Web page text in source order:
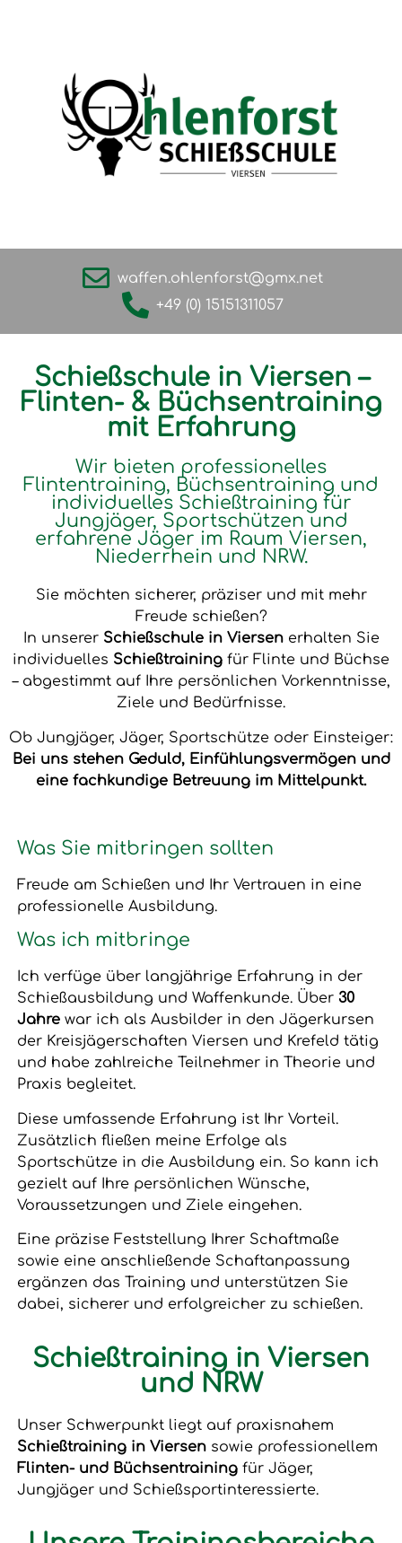
waffen.ohlenforst@gmx.net
+49 (0) 15151311057
Schießschule in Viersen –
Flinten- & Büchsentraining
mit Erfahrung
Wir bieten professionelles
Flintentraining, Büchsentraining und
individuelles Schießtraining für
Jungjäger, Sportschützen und
erfahrene Jäger im Raum Viersen,
Niederrhein und NRW.
Sie möchten sicherer, präziser und mit mehr
Freude schießen?
In unserer Schießschule in Viersenerhalten Sie
individuelles Schießtraining für Flinte und Büchse
– abgestimmt auf Ihre persönlichen Vorkenntnisse,
Ziele und Bedürfnisse.
Ob Jungjäger, Jäger, Sportschütze oder Einsteiger:
Bei uns stehen Geduld, Einfühlungsvermögen und
eine fachkundige Betreuung im Mittelpunkt.
Was Sie mitbringen sollten
Freude am Schießen und Ihr Vertrauen in eine
professionelle Ausbildung.
Was ich mitbringe
Ich verfüge über langjährige Erfahrung in der
Schießausbildung und Waffenkunde. Über 30
Jahrewar ich als Ausbilder in den Jägerkursen
der Kreisjägerschaften Viersen und Krefeld tätig
und habe zahlreiche Teilnehmer in Theorie und
Praxis begleitet.
Diese umfassende Erfahrung ist Ihr Vorteil.
Zusätzlich fließen meine Erfolge als
Sportschütze in die Ausbildung ein. So kann ich
gezielt auf Ihre persönlichen Wünsche,
Voraussetzungen und Ziele eingehen.
Eine präzise Feststellung Ihrer Schaftmaße
sowie eine anschließende Schaftanpassung
ergänzen das Training und unterstützen Sie
dabei, sicherer und erfolgreicher zu schießen.
Schießtraining in Viersen
und NRW
Unser Schwerpunkt liegt auf praxisnahem
Schießtraining in Viersensowie professionellem
Flinten- und Büchsentrainingfür Jäger,
Jungjäger und Schießsportinteressierte.